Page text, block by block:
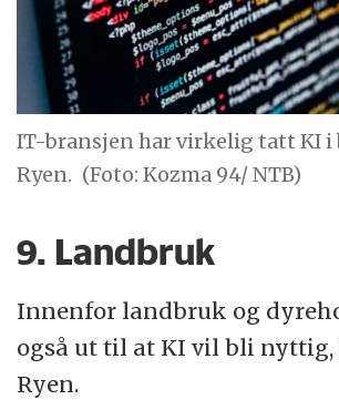
IT-bransjen har virkelig tatt KI i
Ryen. (Foto: Kozma 94/ NTB)
9. Landbruk
Innenfor landbruk og
også ut til at KI vil bli nyttig,
Ryen.